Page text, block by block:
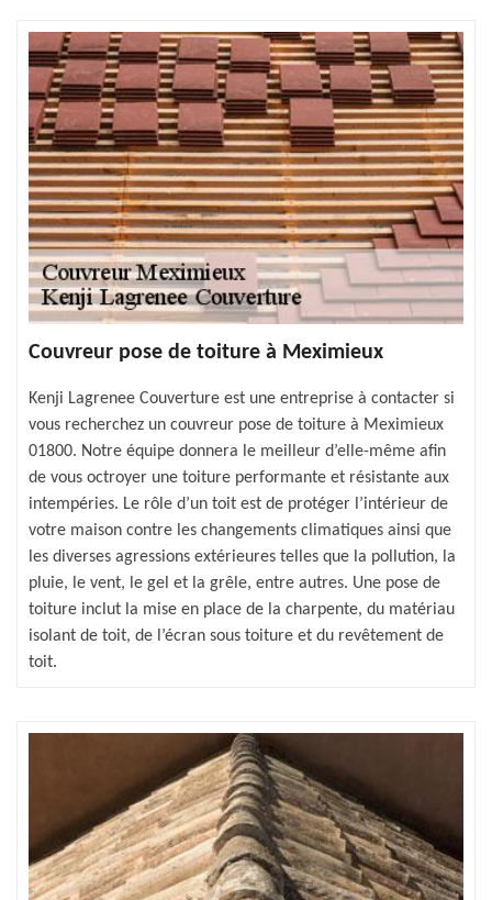
Couvreur pose de toiture à Meximieux
Kenji Lagrenee Couverture est une entreprise à contacter si
vous recherchez un couvreur pose de toiture à Meximieux
01800. Notre équipe donnera le meilleur d’elle-même afin
de vous octroyer une toiture performante et résistante aux
intempéries. Le rôle d’un toit est de protéger l’intérieur de
votre maison contre les changements climatiques ainsi que
les diverses agressions extérieures telles que la pollution, la
pluie, le vent, le gel et la grêle, entre autres. Une pose de
toiture inclut la mise en place de la charpente, du matériau
isolant de toit, de l’écran sous toiture et du revêtement de
toit.